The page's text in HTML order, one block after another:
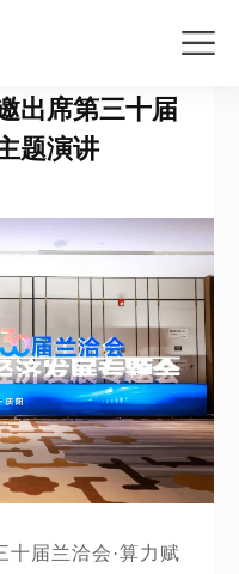
出席第三十届
题演讲
十届兰洽会·算力赋